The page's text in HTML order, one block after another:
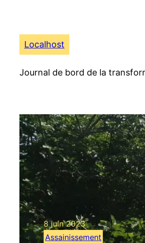
contenu
Localhost
Journal de bord de la
8 juin 2023
Assainissement